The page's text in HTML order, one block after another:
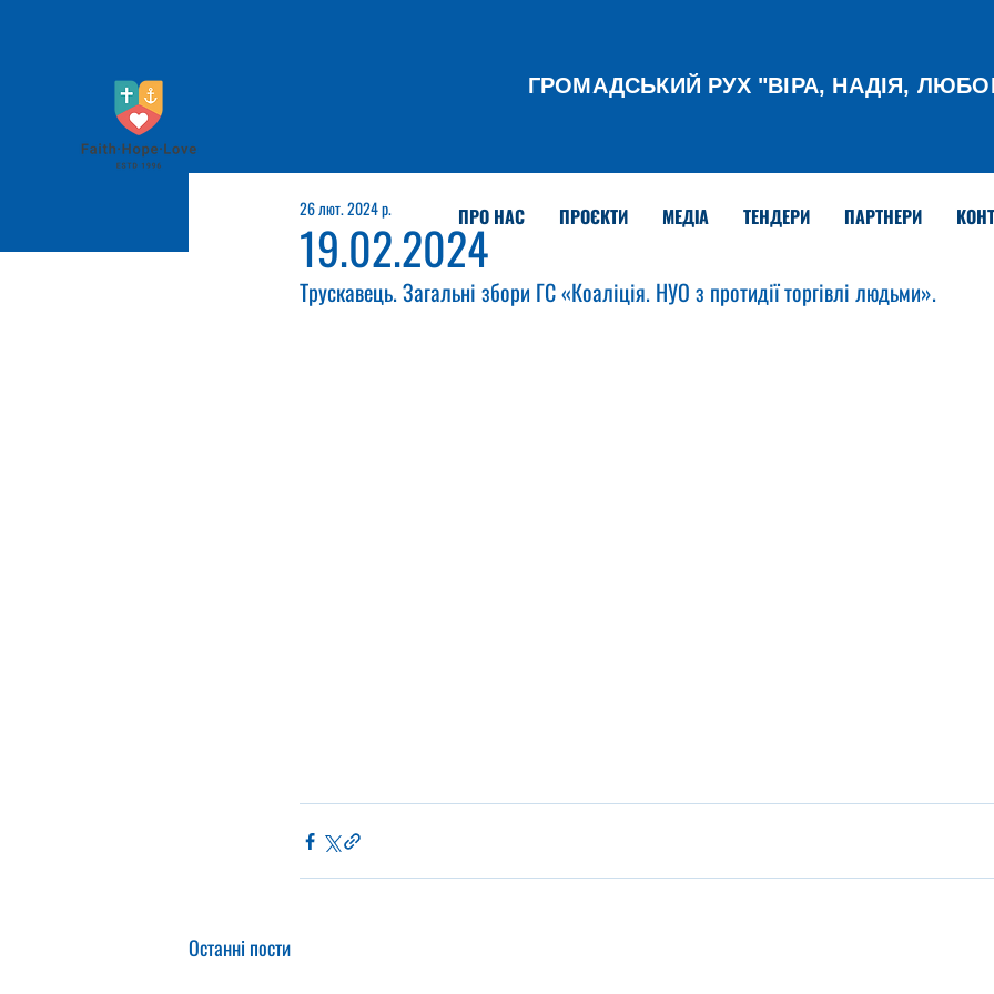
ГРОМАДСЬКИЙ РУХ "ВІРА, НАДІЯ,
ПРО НАС ПРОЄКТИ МЕДІА ТЕНДЕРИ ПАРТНЕРИ
19.02.2024
26 лют. 2024 р.
Трускавець. Загальні збори ГС «Коаліція. НУО з протидії торгівлі людьми».
Останні пости